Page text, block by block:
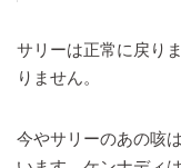
サリーは正常に戻り
りません。
今やサリーのあの咳